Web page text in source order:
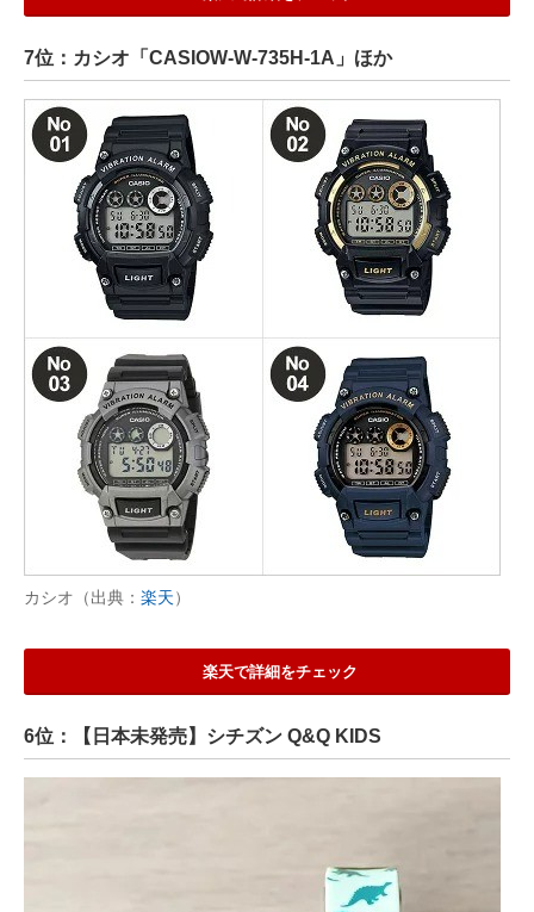
7位：カシオ「CASIOW-W-735H-1A」ほか
カシオ（出典： 楽天）
楽天で詳細をチェック
6位：【日本未発売】シチズン Q&Q KIDS